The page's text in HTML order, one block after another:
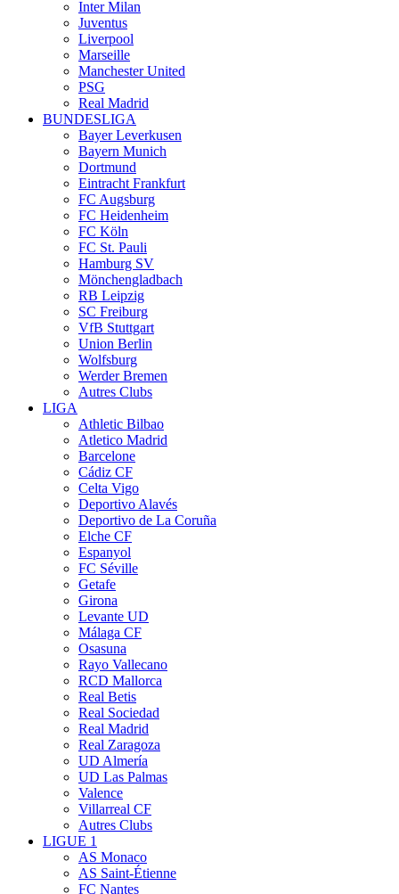
Inter Milan
Juventus
Liverpool
Marseille
Manchester United
PSG
Real Madrid
BUNDESLIGA
Bayer Leverkusen
Bayern Munich
Dortmund
Eintracht Frankfurt
FC Augsburg
FC Heidenheim
FC Köln
FC St. Pauli
Hamburg SV
Mönchengladbach
RB Leipzig
SC Freiburg
VfB Stuttgart
Union Berlin
Wolfsburg
Werder Bremen
Autres Clubs
LIGA
Athletic Bilbao
Atletico Madrid
Barcelone
Cádiz CF
Celta Vigo
Deportivo Alavés
Deportivo de La Coruña
Elche CF
Espanyol
FC Séville
Getafe
Girona
Levante UD
Málaga CF
Osasuna
Rayo Vallecano
RCD Mallorca
Real Betis
Real Sociedad
Real Madrid
Real Zaragoza
UD Almería
UD Las Palmas
Valence
Villarreal CF
Autres Clubs
LIGUE 1
AS Monaco
AS Saint-Étienne
FC Nantes